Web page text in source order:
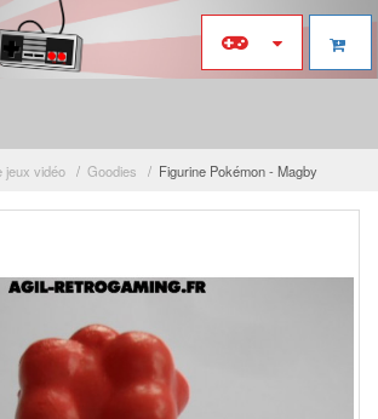
jeux vidéo Goodies Figurine Pokémon - Magby